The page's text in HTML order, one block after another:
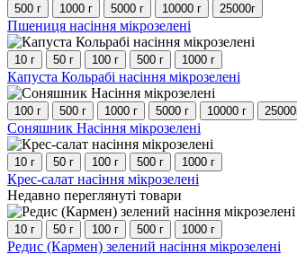
500 г 1000 г 5000 г 10000 г 25000г
Цей
товар
має
кілька
варіантів.
Параметри
можна
вибрати
на
сторінці
товару
Пшениця насіння мікрозелені
10 г 50 г 100 г 500 г 1000 г
Цей
товар
має
кілька
варіантів.
Параметри
можна
вибрати
на
сторінці
товару
Капуста Кольрабі насіння мікрозелені
100 г 500 г 1000 г 5000 г 10000 г
Цей
товар
має
кілька
варіантів.
Параметри
можна
вибрати
Соняшник Насіння мікрозелені
10 г 50 г 100 г 500 г 1000 г
Цей
товар
має
кілька
варіантів.
Крес-салат насіння мікрозелені
Недавно переглянуті товари
10 г 50 г 100 г 500 г 1000 г
Цей
Редис (Кармен) зелений насіння мікрозелені